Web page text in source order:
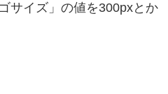
サイズ」の値を300pxとか